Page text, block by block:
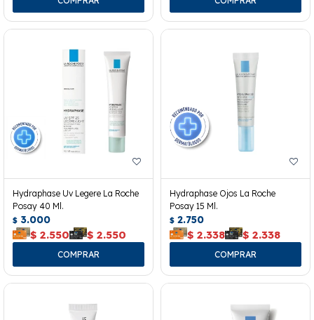
Hydraphase Uv Legere La Roche
Posay 40 Ml.
$ 3.000
$ 2.550 $ 2.550
Hydraphase Ojos La Roche
Posay 15 Ml.
$ 2.750
$ 2.338 $ 2.338